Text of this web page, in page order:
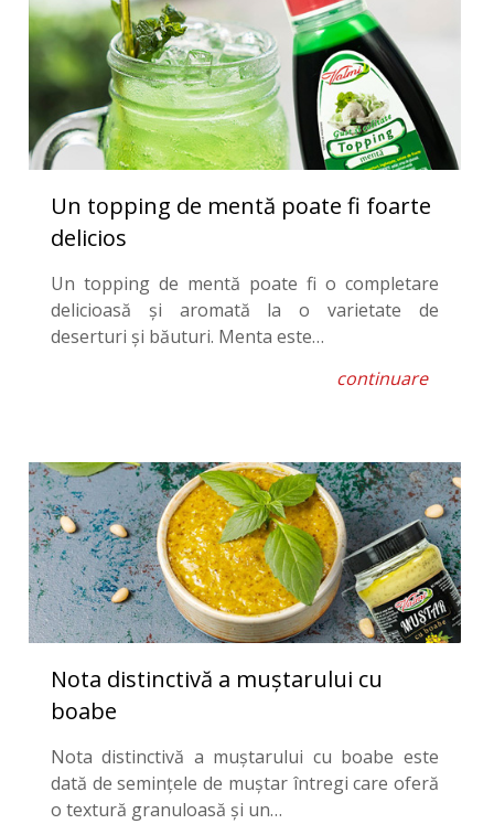
Un topping de mentă poate fi foarte
delicios
Un topping de mentă poate fi o completare
delicioasă și aromată la o varietate de
deserturi și băuturi. Menta este…
continuare
Nota distinctivă a muștarului cu
boabe
Nota distinctivă a muștarului cu boabe este
dată de semințele de muștar întregi care oferă
o textură granuloasă și un…